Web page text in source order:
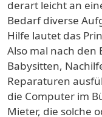
derart leicht an
Bedarf diverse
Hilfe lautet das
Also mal nach den
Babysitten,
Reparaturen
die Computer im
Mieter, die solche